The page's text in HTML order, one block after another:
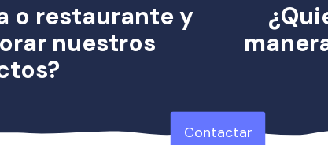
Contactar
o restaurante y
nuestros